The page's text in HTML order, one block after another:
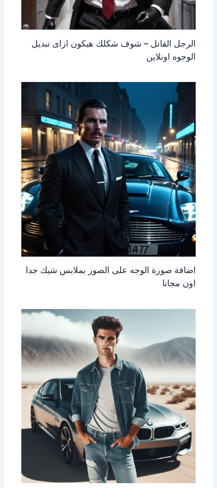
الرجل القاتل – شوف شكلك هيكون ازاى تبديل
الوجوه اونلاين
اضافة صورة الوجه على الصور بملابس شيك جدا
اون مجانا